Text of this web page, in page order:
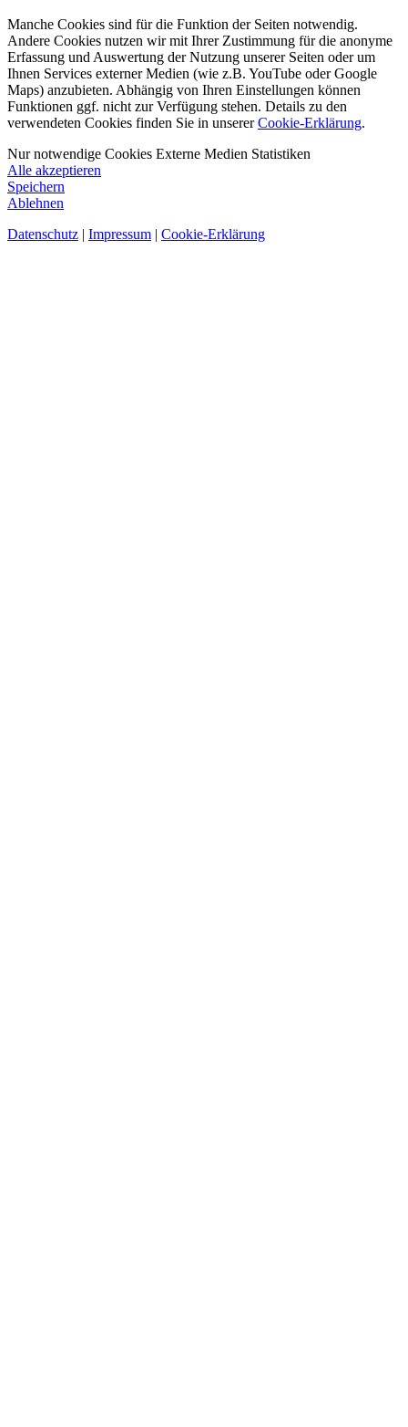
Manche Cookies sind für die Funktion der Seiten notwendig.
Andere Cookies nutzen wir mit Ihrer Zustimmung für die anonyme
Erfassung und Auswertung der Nutzung unserer Seiten oder um
Ihnen Services externer Medien (wie z.B. YouTube oder Google
Maps) anzubieten. Abhängig von Ihren Einstellungen können
Funktionen ggf. nicht zur Verfügung stehen. Details zu den
verwendeten Cookies finden Sie in unsererCookie-Erklärung.
Nur notwendige Cookies Externe Medien Statistiken
Alle akzeptieren
Speichern
Ablehnen
Datenschutz | Impressum | Cookie-Erklärung